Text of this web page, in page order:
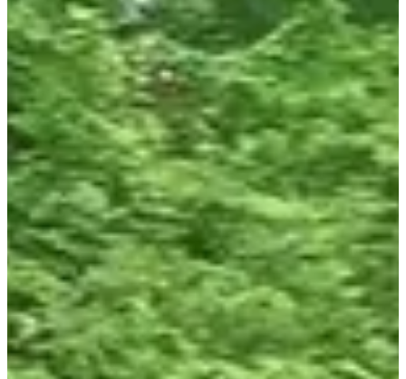
Concernant les ravitaillements, il y aura une collation au départ et à
l'arrivée, 1 ravitaillement sur le 15 km et 2 ravitaillements sur le 28
km. En dehors de ces ravitaillements, tu devras être en
autosuffisance.
Recommandation pour la course :
• Une tenue qui ne craint pas grand chose mais confortable tout de
même pour courir.
• Éventuellement un petit sac de trail pour emporter à boire et un
petit truc à manger surtout sur le 28 km.
Les résultats de la dernière édition :
•La cercottoise 2023(145 participants)
Courses